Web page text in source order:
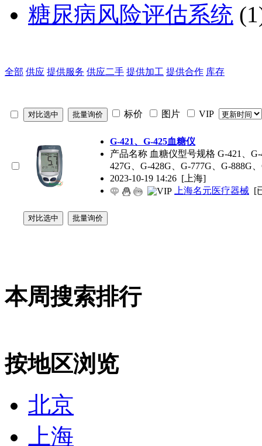
糖尿病风险评估系统
全部 供应 提供服务 供应二手 提供加工 提供合作 库存
标价 图片 VIP
G-421、G-425血糖仪
产品名称 血糖仪型号规格 G-421、
427G、G-428G、G-777G、G-888G
2023-10-19 14:26 [上海]
上海名元医疗器械 [
本周搜索排行
按地区浏览
北京
上海